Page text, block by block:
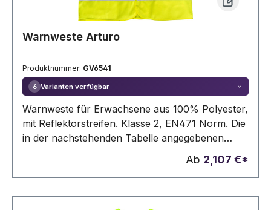
Warnweste Arturo
Produktnummer: GV6541
6 Varianten verfügbar
Warnweste für Erwachsene aus 100% Polyester,
mit Reflektorstreifen. Klasse 2, EN471 Norm. Die
in der nachstehenden Tabelle angegebenen
Preise beziehen sich auf die kleinste Größe. Die
tatsächlichen Preise variieren je nach
Modell/Größe.
Ab 2,107 €*